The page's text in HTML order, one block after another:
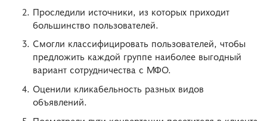
Проследили источники, из которых приходит
большинство пользователей.
Смогли классифицировать пользователей, чтобы
предложить каждой группе наиболее выгодный
вариант сотрудничества с МФО.
Оценили кликабельность разных видов
объявлений.